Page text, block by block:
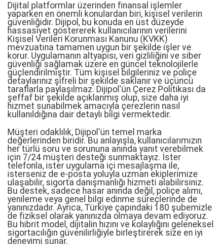
Dijital platformlar üzerinden finansal işlemler
yaparken en önemli konulardan biri, kişisel verilerin
güvenliğidir. Dijipol, bu konuda en üst düzeyde
hassasiyet göstererek kullanıcılarının verilerini
Kişisel Verileri Korunması Kanunu (KVKK)
mevzuatına tamamen uygun bir şekilde işler ve
korur. Uygulamanın altyapısı, veri gizliliğini ve siber
güvenliği sağlamak üzere en güncel teknolojilerle
güçlendirilmiştir. Tüm kişisel bilgileriniz ve poliçe
detaylarınız şifreli bir şekilde saklanır ve üçüncü
taraflarla paylaşılmaz. Dijipol'ün Çerez Politikası da
şeffaf bir şekilde açıklanmış olup, size daha iyi
hizmet sunabilmek amacıyla çerezlerin nasıl
kullanıldığına dair detaylı bilgi vermektedir.
Müşteri odaklılık, Dijipol'ün temel marka
değerlerinden biridir. Bu anlayışla, kullanıcılarımızın
her türlü soru ve sorununa anında yanıt verebilmek
için 7/24 müşteri desteği sunmaktayız. İster
telefonla, ister uygulama içi mesajlaşma ile,
isterseniz de e-posta yoluyla uzman ekiplerimize
ulaşabilir, sigorta danışmanlığı hizmeti alabilirsiniz.
Bu destek, sadece hasar anında değil, poliçe alımı,
yenileme veya genel bilgi edinme süreçlerinde de
yanınızdadır. Ayrıca, Türkiye çapındaki 180 şubemizle
de fiziksel olarak yanınızda olmaya devam ediyoruz.
Bu hibrit model, dijitalin hızını ve kolaylığını geleneksel
sigortacılığın güvenilirliğiyle birleştirerek size en iyi
deneyimi sunar.